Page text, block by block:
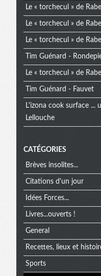
Le « torchecul » de
Le « torchecul » de
Le « torchecul » de
Tim Guénard -
Le « torchecul » de
Tim Guénard - Fauvet
L'izona cook surface ...
Lellouche
CATÉGORIES
Brèves insolites...
Citations d'un jour
Idées Forces...
Livres...ouverts !
General
Recettes, lieux et
Sports